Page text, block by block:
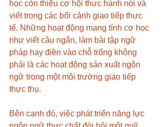
học còn thiếu cơ hội thực hành nói và
viết trong các bối cảnh giao tiếp thực
tế. Những hoạt động mang tính cơ học
như viết câu ngắn, làm bài tập ngữ
pháp hay điền vào chỗ trống không
phải là các hoạt động sản xuất ngôn
ngữ trong một môi trường giao tiếp
thực thụ.
Bên cạnh đó, việc phát triển năng lực